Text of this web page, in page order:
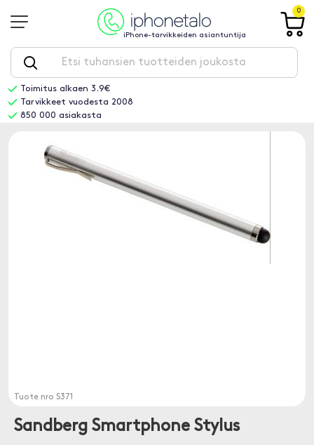
iPhone-tarvikkeiden asiantuntija
0
Toimitus alkaen 3.9€
Tarvikkeet vuodesta 2008
850 000 asiakasta
Tuote nro S371
Sandberg Smartphone Stylus